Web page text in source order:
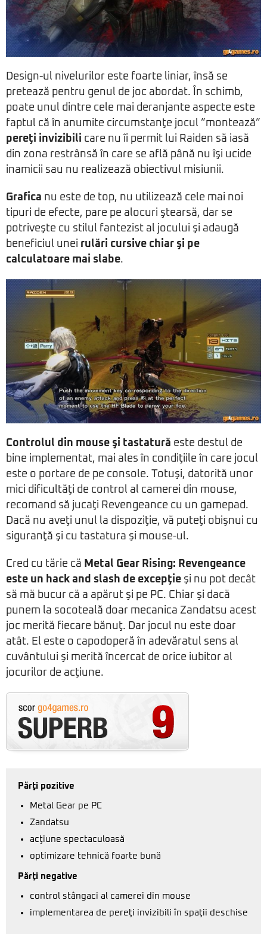
Design-ul nivelurilor este foarte liniar, însă se
pretează pentru genul de joc abordat. În schimb,
poate unul dintre cele mai deranjante aspecte este
faptul că în anumite circumstanţe jocul ”montează”
pereţi invizibili care nu îi permit lui Raiden să iasă
din zona restrânsă în care se află până nu îşi ucide
inamicii sau nu realizează obiectivul misiunii.
Grafica nu este de top, nu utilizează cele mai noi
tipuri de efecte, pare pe alocuri ştearsă, dar se
potriveşte cu stilul fantezist al jocului şi adaugă
beneficiul unei rulări cursive chiar şi pe
calculatoare mai slabe.
Controlul din mouse şi tastatură este destul de
bine implementat, mai ales în condiţiile în care jocul
este o portare de pe console. Totuşi, datorită unor
mici dificultăţi de control al camerei din mouse,
recomand să jucaţi Revengeance cu un gamepad.
Dacă nu aveţi unul la dispoziţie, vă puteţi obişnui cu
siguranţă şi cu tastatura şi mouse-ul.
Cred cu tărie că Metal Gear Rising: Revengeance
este un hack and slash de excepţie şi nu pot decât
să mă bucur că a apărut şi pe PC. Chiar şi dacă
punem la socoteală doar mecanica Zandatsu acest
joc merită fiecare bănuţ. Dar jocul nu este doar
atât. El este o capodoperă în adevăratul sens al
cuvântului şi merită încercat de orice iubitor al
jocurilor de acţiune.
Părţi pozitive
Metal Gear pe PC
Zandatsu
acţiune spectaculoasă
optimizare tehnică foarte bună
Părţi negative
control stângaci al camerei din mouse
implementarea de pereţi invizibili în spaţii deschise